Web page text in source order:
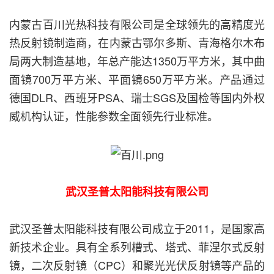
内蒙古百川光热科技有限公司是全球领先的高精度光
热反射镜制造商，在内蒙古鄂尔多斯、青海格尔木布
局两大制造基地，年总产能达1350万平方米，其中曲
面镜700万平方米、平面镜650万平方米。产品通过
德国DLR、西班牙PSA、瑞士SGS及国检等国内外权
威机构认证，性能参数全面领先行业标准。
武汉圣普太阳能科技有限公司
武汉圣普太阳能科技有限公司成立于2011，是国家高
新技术企业。具有全系列槽式、塔式、菲涅尔式反射
镜，二次反射镜（CPC）和聚光光伏反射镜等产品的